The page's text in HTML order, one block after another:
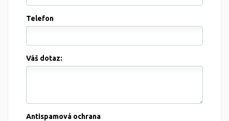
Telefon
Váš dotaz:
Antispamová ochrana